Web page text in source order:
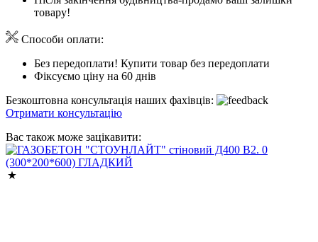
товару!
Способи оплати:
Без передоплати! Купити товар без передоплати
Фіксуємо ціну на 60 днів
Безкоштовна консультація наших фахівців:
Отримати консультацію
Вас також може зацікавити: